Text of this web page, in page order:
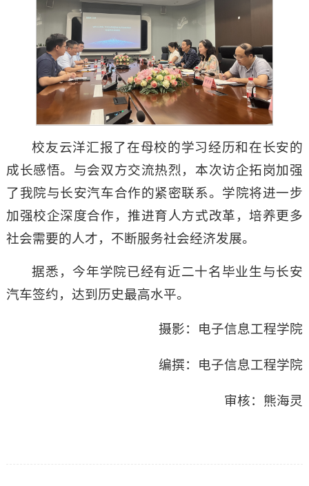
校友云洋汇报了在母校的学习经历和在长安的
成长感悟。与会双方交流热烈，本次访企拓岗加强
了我院与长安汽车合作的紧密联系。学院将进一步
加强校企深度合作，推进育人方式改革，培养更多
社会需要的人才，不断服务社会经济发展。
据悉，今年学院已经有近二十名毕业生与长安
汽车签约，达到历史最高水平。
摄影：电子信息工程学院
编撰：电子信息工程学院
审核：熊海灵